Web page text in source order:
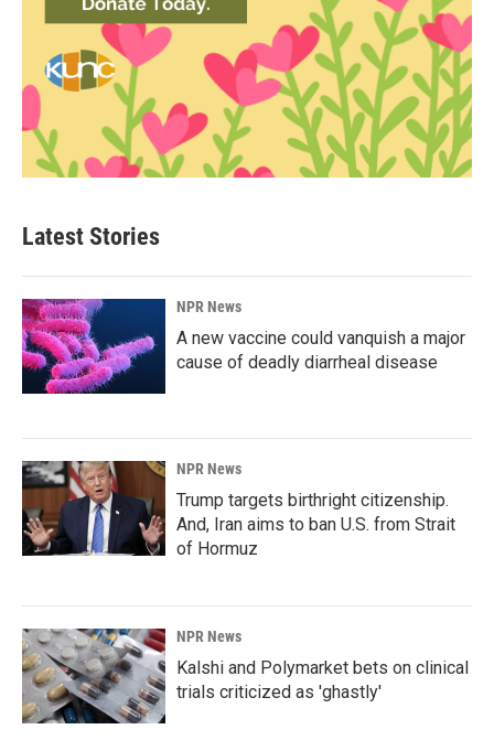
Latest Stories
NPR News
A new vaccine could vanquish a major
cause of deadly diarrheal disease
NPR News
Trump targets birthright citizenship.
And, Iran aims to ban U.S. from Strait
of Hormuz
NPR News
Kalshi and Polymarket bets on clinical
trials criticized as 'ghastly'